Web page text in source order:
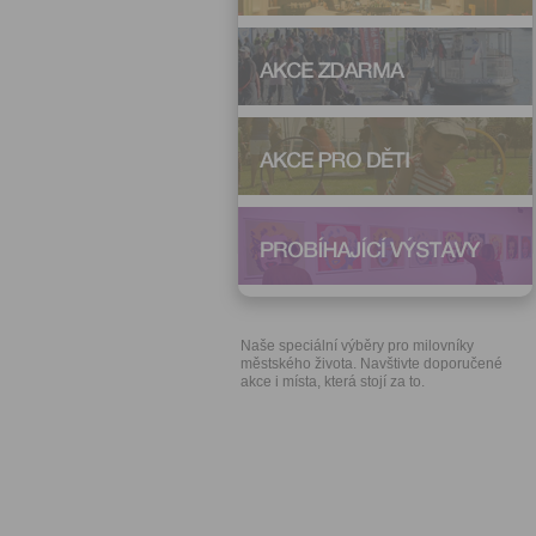
Naše speciální výběry pro milovníky
městského života. Navštivte doporučené
akce i místa, která stojí za to.